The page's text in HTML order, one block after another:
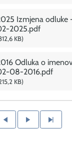
Izmjena odluke
2025.pdf
KB
Odluka o
08-2016.pdf
KB